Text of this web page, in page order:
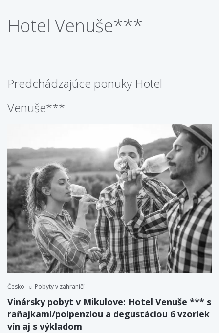
Hotel Venuše***
Predchádzajúce ponuky Hotel
Venuše***
Česko Pobyty v zahraničí
Vinársky pobyt v Mikulove: Hotel Venuše *** s
raňajkami/polpenziou a degustáciou 6 vzoriek
vín aj s výkladom